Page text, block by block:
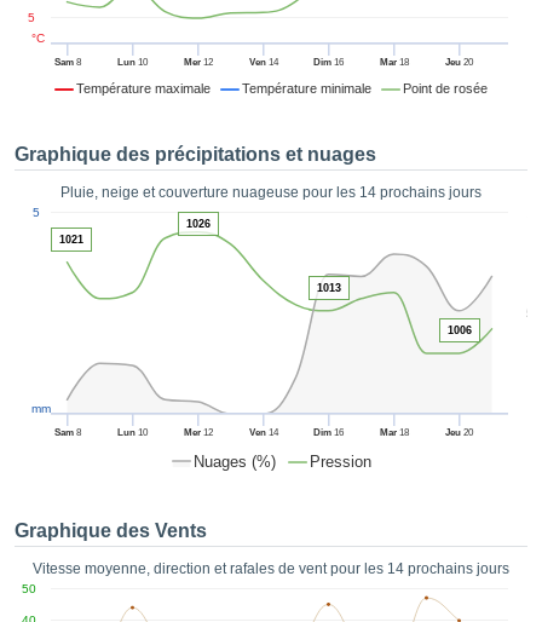
:
des
de
des
de très
ACCEPTER
CONTINUER
Température maximale Température minimale Point de rosée
Sam8 Lun 10 Mer12 Ven14 Dim 16 Mar18 Jeu 20
5
°C
Graphique des précipitations et nuages
Pluie, neige et couverture nuageuse pour les 14 prochains jours
Nuages (%) Pression
50
Sam8 Lun 10 Mer12 Ven14 Dim 16 Mar18 Jeu 20
5
mm
1021
1026
1013
1006
Graphique des Vents
Vitesse moyenne, direction et rafales de vent pour les 14 prochains jours
50